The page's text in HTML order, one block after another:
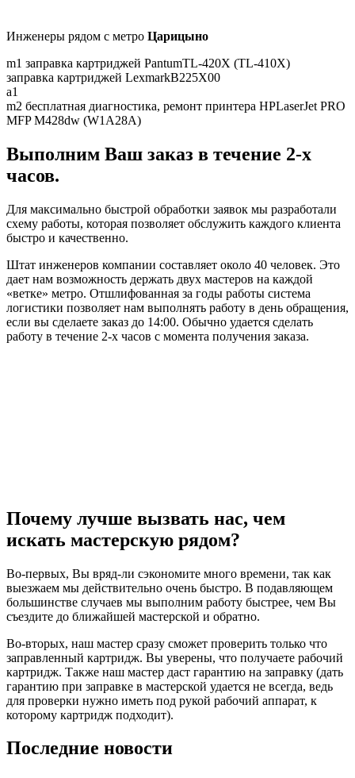
Инженеры рядом c метро Царицыно
m1 заправка картриджей PantumTL-420X (TL-410X)
заправка картриджей LexmarkB225X00
a1
m2 бесплатная диагностика, ремонт принтера HPLaserJet PRO
MFP M428dw (W1A28A)
Выполним Ваш заказ в течение 2-х
часов.
Для максимально быстрой обработки заявок мы разработали
схему работы, которая позволяет обслужить каждого клиента
быстро и качественно.
Штат инженеров компании составляет около 40 человек. Это
дает нам возможность держать двух мастеров на каждой
«ветке» метро. Отшлифованная за годы работы система
логистики позволяет нам выполнять работу в день обращения,
если вы сделаете заказ до 14:00. Обычно удается сделать
работу в течение 2-х часов с момента получения заказа.
Почему лучше вызвать нас, чем
искать мастерскую рядом?
Во-первых, Вы вряд-ли сэкономите много времени, так как
выезжаем мы действительно очень быстро. В подавляющем
большинстве случаев мы выполним работу быстрее, чем Вы
съездите до ближайшей мастерской и обратно.
Во-вторых, наш мастер сразу сможет проверить только что
заправленный картридж. Вы уверены, что получаете рабочий
картридж. Также наш мастер даст гарантию на заправку (дать
гарантию при заправке в мастерской удается не всегда, ведь
для проверки нужно иметь под рукой рабочий аппарат, к
которому картридж подходит).
Последние новости